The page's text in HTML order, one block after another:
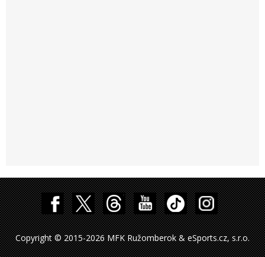
Copyright © 2015-2026 MFK Ružomberok & eSports.cz, s.r.o.